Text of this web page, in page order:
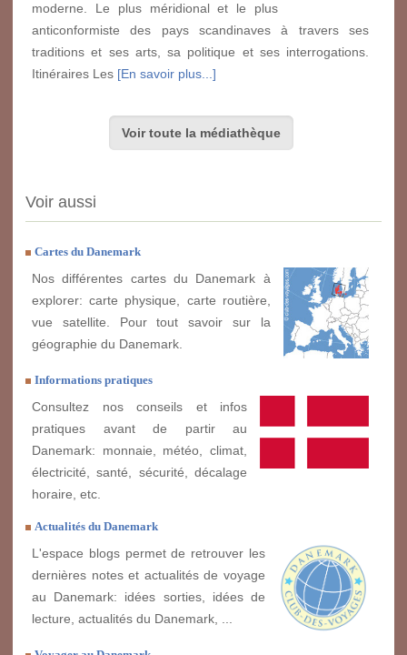
moderne. Le plus méridional et le plus
anticonformiste des pays scandinaves à travers ses
traditions et ses arts, sa politique et ses interrogations.
Itinéraires Les [En savoir plus...]
Voir toute la médiathèque
Voir aussi
Cartes du Danemark
Nos différentes cartes du Danemark à
explorer: carte physique, carte routière,
vue satellite. Pour tout savoir sur la
géographie du Danemark.
Informations pratiques
Consultez nos conseils et infos
pratiques avant de partir au
Danemark: monnaie, météo, climat,
électricité, santé, sécurité, décalage
horaire, etc.
Actualités du Danemark
L'espace blogs permet de retrouver les
dernières notes et actualités de voyage
au Danemark: idées sorties, idées de
lecture, actualités du Danemark, ...